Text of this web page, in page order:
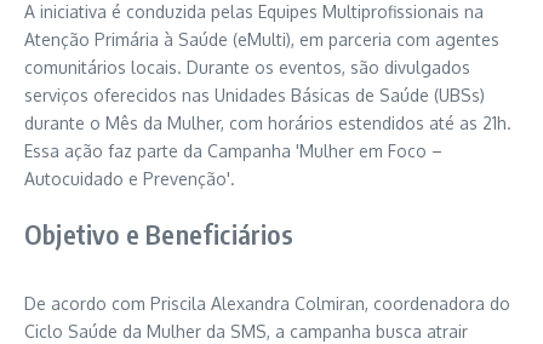
A iniciativa é conduzida pelas Equipes Multiprofissionais na
Atenção Primária à Saúde (eMulti), em parceria com agentes
comunitários locais. Durante os eventos, são divulgados
serviços oferecidos nas Unidades Básicas de Saúde (UBSs)
durante o Mês da Mulher, com horários estendidos até as 21h.
Essa ação faz parte da Campanha 'Mulher em Foco –
Autocuidado e Prevenção'.
Objetivo e Beneficiários
De acordo com Priscila Alexandra Colmiran, coordenadora do
Ciclo Saúde da Mulher da SMS, a campanha busca atrair